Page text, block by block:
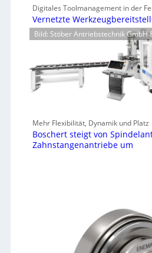
Digitales Toolmanagement in der
Vernetzte
Bild: Stöber Antriebstechnik GmbH
Mehr Flexibilität, Dynamik und Platz
Boschert steigt von
Zahnstangenantriebe um